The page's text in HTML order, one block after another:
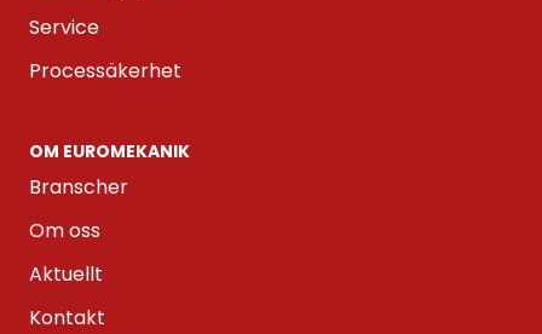
Service
Processäkerhet
OM EUROMEKANIK
Branscher
Om oss
Aktuellt
Kontakt